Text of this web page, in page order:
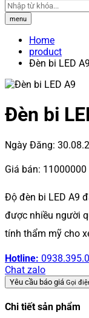
menu
Home
product
Đèn bi LED A9
Đèn bi
Ngày Đăng:
Giá bán: 11000000
Độ đèn bi LED A9
được nhiều người
tính thẩm mỹ cho
Hotline:
Chat zalo
Yêu cầu báo giá Gọi
Chi tiết sản phẩm